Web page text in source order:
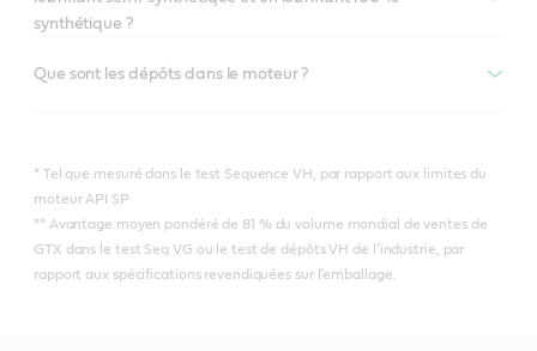
synthétique ?
Que sont les dépôts dans le moteur ?
* Tel que mesuré dans le test Sequence VH, par rapport aux limites du
moteur API SP
** Avantage moyen pondéré de 81 % du volume mondial de ventes de
GTX dans le test Seq VG ou le test de dépôts VH de l’industrie, par
rapport aux spécifications revendiquées sur l’emballage.